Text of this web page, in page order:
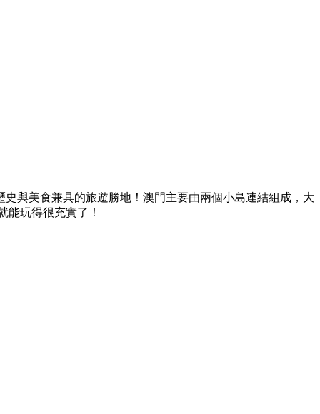
與美食兼具的旅遊勝地！澳門主要由兩個小島連結組成，大
能玩得很充實了！